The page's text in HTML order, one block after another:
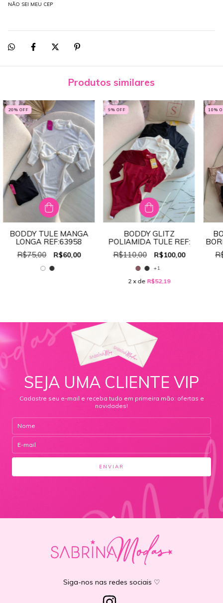
NÃO SEI MEU CEP
Produtos similares
20% OFF
BODDY TULE MANGA
LONGA REF:63958
R$75,00
R$60,00
9% OFF
BODDY GLITZ
POLIAMIDA TULE REF:
R$110,00
R$100,00
+1
2 x de R$52,19
10%
SEJA UMA CLIENTE VIP
Cadastre seu e-mail e receba tudo em primeira mão: ofertas e
novidades!
Siga-nos nas redes sociais ♡